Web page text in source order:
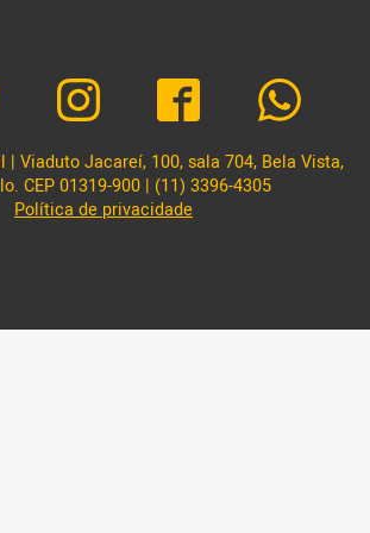
| Viaduto Jacareí, 100, sala 704, Bela Vista,
CEP 01319-900 | (11) 3396-4305
Política de privacidade